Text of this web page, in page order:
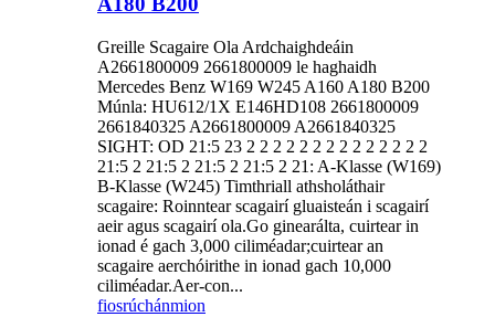
Greille Scagaire Ola Ardchaighdeáin
A2661800009 2661800009 le haghaidh
Mercedes Benz W169 W245 A160 A180 B200
Múnla: HU612/1X E146HD108 2661800009
2661840325 A2661800009 A2661840325
SIGHT: OD 21:5 23 2 2 2 2 2 2 2 2 2 2 2 2 2 2
21:5 2 21:5 2 21:5 2 21:5 2 21: A-Klasse (W169)
B-Klasse (W245) Timthriall athsholáthair
scagaire: Roinntear scagairí gluaisteán i scagairí
aeir agus scagairí ola.Go ginearálta, cuirtear in
ionad é gach 3,000 ciliméadar;cuirtear an
scagaire aerchóirithe in ionad gach 10,000
ciliméadar.Aer-con...
fiosrúchánmion